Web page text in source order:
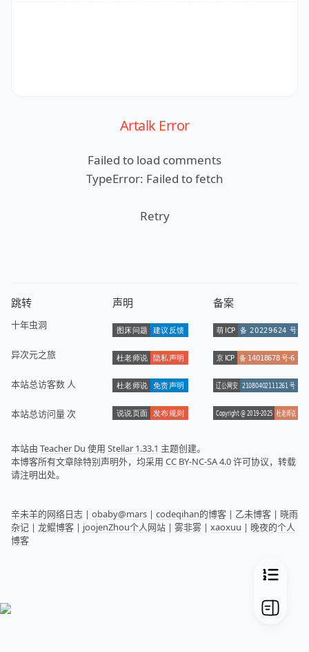
Artalk Error
Failed to load comments
TypeError: Failed to fetch
Retry
跳转
十年虫洞
异次元之旅
本站总访客数 人
本站总访问量次
声明 备案
本站由 Teacher Du 使用 Stellar 1.33.1 主题创建。
本博客所有文章除特别声明外，均采用 CC BY-NC-SA 4.0许可协议，转载
请注明出处。
辛未羊的网络日志 | obaby@mars | codeqihan的博客 | 乙未博客 | 晓雨
杂记 | 龙鲲博客 | joojenZhou个人网站 | 雾非雾 | xaoxuu | 晚夜的个人
博客